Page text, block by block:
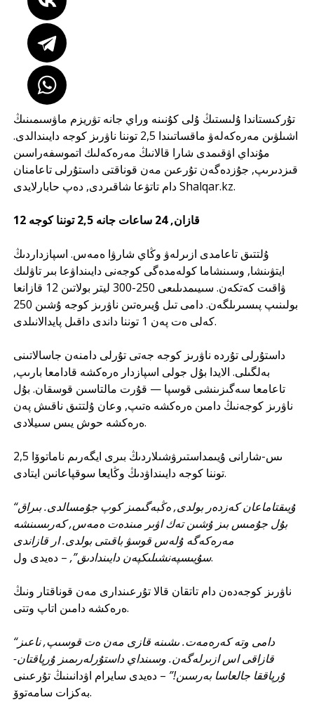
تۇركىستاندا ۇلىستىڭ ۇلى كۇنىنە وراي جانە تۋريزم ماۋسىمىنىڭ
اشىلۋىن مەرەكەلەۋ ماقساتىندا 2,5 توننا ناۋرىز كوجە دايىندالدى.
مۇنداي اۋقىمدى شارا قالانىڭ مەرەكەلىك اتموسفەراسىن
قىزدىرىپ, جۇزدەگەن تۇرعىن مەن قوناقتى داستۇرلى تاعامنان
دام تاتۋعا شاقىردى, دەپ حابارلايدىShalqar.kz.
12 قازان, 24 ساعات جانە 2,5 توننا كوجە
ۇلتتىق تاعامدى ازىرلەۋ وڭاي شارۋا ەمەس. اسپازداردىڭ
ايتۋىنشا, وسىنشاما كولەمدەگى كوجەنى دايىنداۋعا بىر تاۋلىك
ۋاقىت كەتكەن. سىيىمدىلىعى 250-300 ليتر بولاتىن 12 قازانعا
بولىنىپ پىسىرىلگەن. دامى تىل ۇيىرەتىن ناۋرىز كوجە ۇشىن 250
كەلى ەت پەن 1 توننا داندى داقىل پايدالانىلدى.
داستۇرلى تۇردە ناۋرىز كوجە جەتى تۇرلى دامنەن جاسالاتىنى
بەلگىلى. الايدا بۇل جولى اسپازدار ەرەكشە قادامعا بارىپ,
تاعامعا سەگىزىنشى قوسپا — قۇرت مالتاسىن قوسقان. بۇل
ناۋرىز كوجەنىڭ دامىن ەرەكشە ەتىپ, وعان ۇلتتىق ناقىش پەن
ەرەكشە حوش يىس سىيلادى.
ىس-شارانى ۇيىمداستىرۋشىلاردىڭ بىرى ايگەرىم ناماتوۆا 2,5
توننا كوجە دايىنداۋدىڭ وڭايعا سوقپاعانىن ايتادى.
“ۇيىقتاماعان كەزدەر بولدى, ەڭبەگىمىز كوپ جۇمسالدى. بىراق
بۇل جۇمىس بىز ۇشىن تەك اۋىر مىندەت ەمەس, كەرىسىنشە
مەرەكەگە ۇلەس قوسۋ باقىتى بولدى. ار قازاندى
سۇيىسپەنشىلىكپەن دايىندادىق”,– دەيدى ول.
ناۋرىز كوجەدەن دام تاتقان قالا تۇرعىندارى مەن قوناقتار ونىڭ
ەرەكشە دامىن اتاپ وتتى.
“دامى وتە كەرەمەت. ىشىنە قازى مەن ەت قوسىپ, ناعىز
قازاقى اس ازىرلەگەن. وسىنداي داستۇرلەرىمىز ۇرپاقتان-
ۇرپاققا جالعاسا بەرسىن!” – دەيدى سايرام اۋدانىنىڭ تۇرعىنى
بەكزات سامەتوۆ.